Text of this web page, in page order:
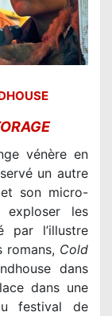
vénère en
un autre
et son micro-
exploser les
par l’illustre
romans, Cold
dans
dans une
festival de